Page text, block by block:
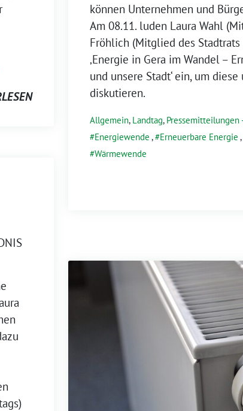
können Unternehmen und
Am 08.11. luden Laura Wahl
Fröhlich (Mitglied des Stadtrats
‚Energie in Gera im Wandel –
und unsere Stadt‘ ein, um
diskutieren.
Allgemein, Landtag, Pressemitteilungen
Energiewende , Erneuerbare Energie ,
Wärmewende